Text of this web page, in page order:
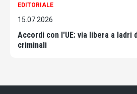
EDITORIALE
15.07.2026
Accordi con l'UE: via libera a ladri
criminali